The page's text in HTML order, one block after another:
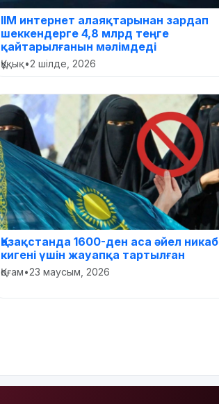
ІІМ интернет алаяқтарынан зардап
шеккендерге 4,8 млрд теңге
қайтарылғанын мәлімдеді
Құқық•2 шілде, 2026
Қазақстанда 1600-ден аса әйел никаб
кигені үшін жауапқа тартылған
Қоғам•23 маусым, 2026